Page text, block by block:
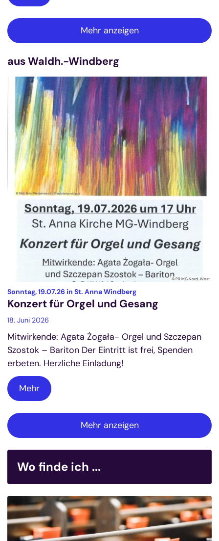
Mehr anzeigen
aus Waldh.-Windberg
© PR MG Nord-West
Sonntag, 19.07.26 in St. Anna Windberg:
Konzert für Orgel und Gesang
18. Juni 2026
Mitwirkende: Agata Żogała- Orgel und Szczepan
Szostok – Bariton Der Eintritt ist frei, Spenden
erbeten. Herzliche Einladung!
Mehr
Mehr anzeigen
Wo finde ich ...